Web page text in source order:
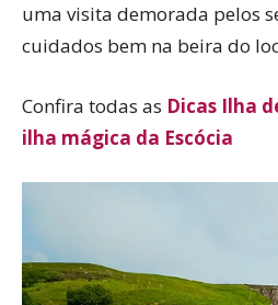
uma visita demorada pelos
cuidados bem na beira do
Confira todas as Dicas Ilha
ilha mágica da Escócia